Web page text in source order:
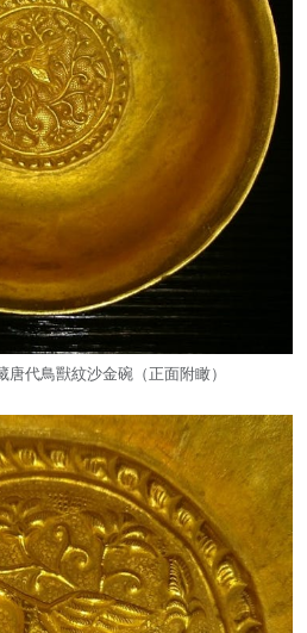
唐代鳥獸紋沙金碗（正面附瞰）